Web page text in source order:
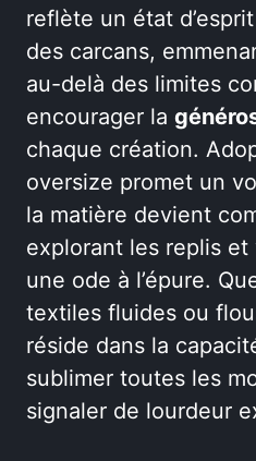
reflète un état
des carcans,
au-delà des limites
encourager la
chaque création.
oversize promet un
la matière devient
explorant les replis et
une ode à l’épure.
textiles fluides ou
réside dans la
sublimer toutes les
signaler de lourdeur